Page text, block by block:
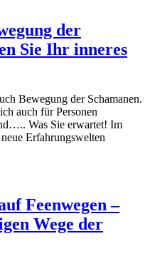
der
Sie Ihr inneres
Bewegung der Schamanen.
auch für Personen
Was Sie erwartet! Im
Erfahrungswelten
Feenwegen –
Wege der